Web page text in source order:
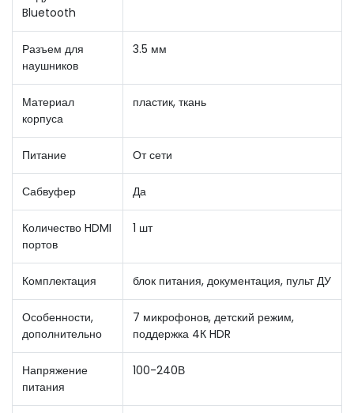
Bluetooth
Разъем для
наушников
3.5 мм
Материал
корпуса
пластик, ткань
Питание От сети
Сабвуфер Да
Количество HDMI
портов
1 шт
Комплектация блок питания, документация, пульт ДУ
Особенности,
дополнительно
7 микрофонов, детский режим,
поддержка 4К HDR
Напряжение
питания
100-240В